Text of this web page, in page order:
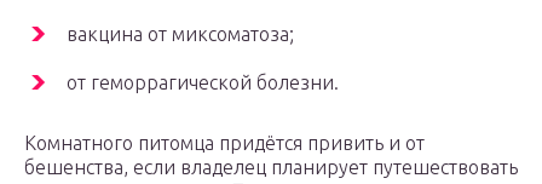
вакцина от миксоматоза;
от геморрагической болезни.
Комнатного питомца придётся привить и от
бешенства, если владелец планирует путешествовать